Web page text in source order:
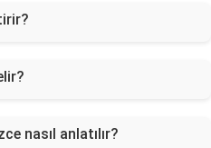
nasıl anlatılır?